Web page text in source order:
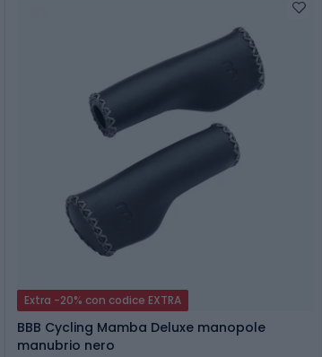
Extra -20% con codice EXTRA
BBB Cycling Mamba Deluxe manopole
manubrio nero